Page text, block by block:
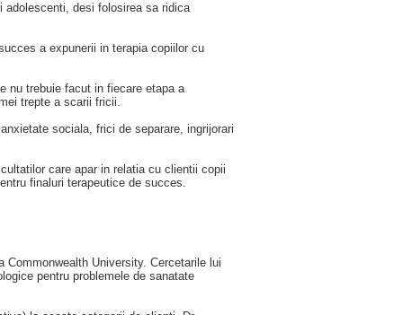
adolescenti, desi folosirea sa ridica
a expunerii in terapia copiilor cu
nu trebuie facut in fiecare etapa a
trepte a scarii fricii.
sociala, frici de separare, ingrijorari
care apar in relatia cu clientii copii
finaluri terapeutice de succes.
Commonwealth University. Cercetarile lui
pentru problemele de sanatate